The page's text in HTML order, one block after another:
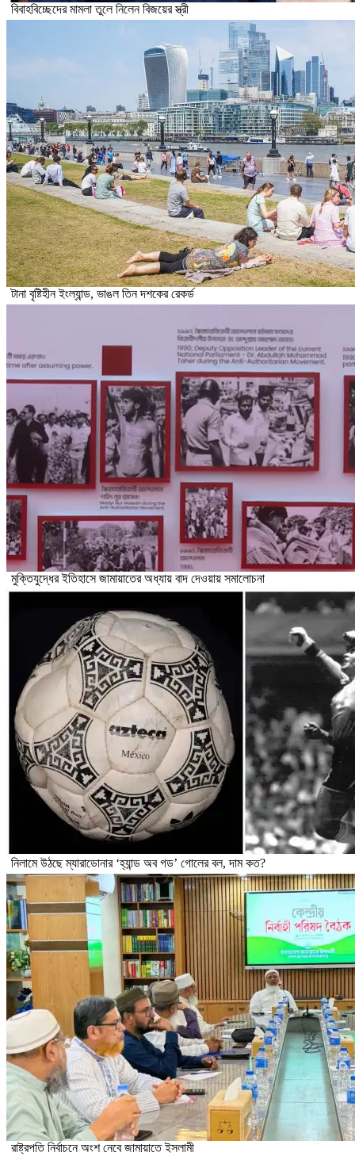
বিবাহবিচ্ছেদের মামলা তুলে নিলেন বিজয়ের স্ত্রী
টানা বৃষ্টিহীন ইংল্যান্ড, ভাঙল তিন দশকের রেকর্ড
মুক্তিযুদ্ধের ইতিহাসে জামায়াতের অধ্যায় বাদ দেওয়ায় সমালোচনা
নিলামে উঠছে ম্যারাডোনার ‘হ্যান্ড অব গড’ গোলের বল, দাম কত?
রাষ্ট্রপতি নির্বাচনে অংশ নেবে জামায়াতে ইসলামী